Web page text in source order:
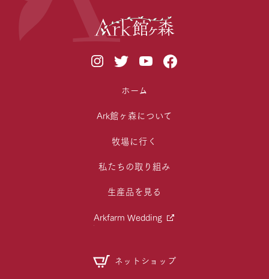
ホーム
Ark館ヶ森について
牧場に行く
私たちの取り組み
生産品を見る
Arkfarm Wedding
ネットショップ